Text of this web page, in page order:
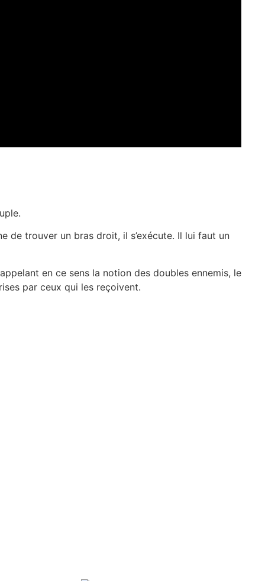
de trouver un bras droit, il s’exécute. Il lui faut un
en ce sens la notion des doubles ennemis, le
par ceux qui les reçoivent.